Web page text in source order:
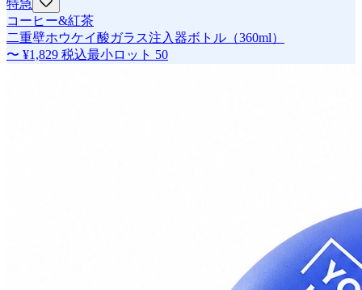
特急
コーヒー&紅茶
二重壁ホウケイ酸ガラス注入器ボトル（360ml）
〜 ¥1,829 税込最小ロット 50